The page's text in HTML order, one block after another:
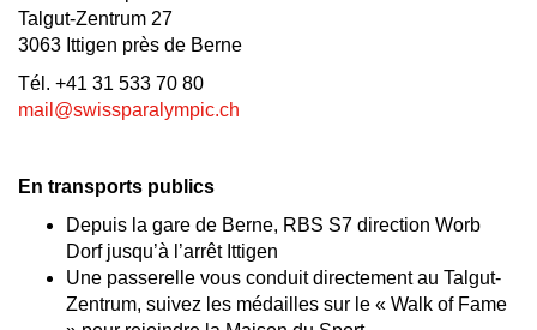
Talgut-Zentrum 27
3063 Ittigen près de Berne
Tél. +41 31 533 70 80
mail@swissparalympic.ch
En transports publics
Depuis la gare de Berne, RBS S7 direction Worb
Dorf jusqu’à l’arrêt Ittigen
Une passerelle vous conduit directement au Talgut-
Zentrum, suivez les médailles sur le « Walk of Fame